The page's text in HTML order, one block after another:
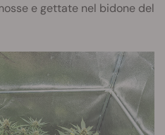
e gettate nel bidone del